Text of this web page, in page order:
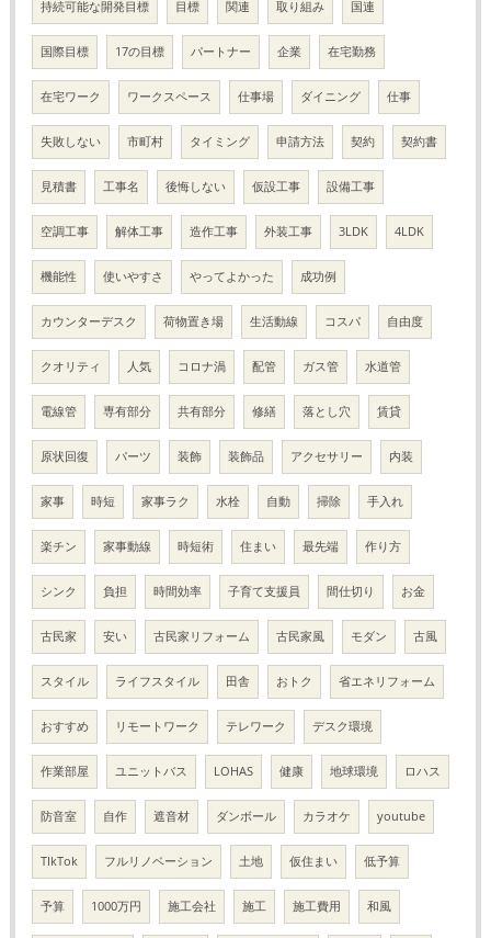
持続可能な開発目標 目標 関連 取り組み 国連
国際目標 17の目標 パートナー 企業 在宅勤務
在宅ワーク ワークスペース 仕事場 ダイニング 仕事
失敗しない 市町村 タイミング 申請方法 契約 契約書
見積書 工事名 後悔しない 仮設工事 設備工事
空調工事 解体工事 造作工事 外装工事 3LDK 4LDK
機能性 使いやすさ やってよかった 成功例
カウンターデスク 荷物置き場 生活動線 コスパ 自由度
クオリティ 人気 コロナ渦 配管 ガス管 水道管
電線管 専有部分 共有部分 修繕 落とし穴 賃貸
原状回復 パーツ 装飾 装飾品 アクセサリー 内装
家事 時短 家事ラク 水栓 自動 掃除 手入れ
楽チン 家事動線 時短術 住まい 最先端 作り方
シンク 負担 時間効率 子育て支援員 間仕切り お金
古民家 安い 古民家リフォーム 古民家風 モダン 古風
スタイル ライフスタイル 田舎 おトク 省エネリフォーム
おすすめ リモートワーク テレワーク デスク環境
作業部屋 ユニットバス LOHAS 健康 地球環境 ロハス
防音室 自作 遮音材 ダンボール カラオケ youtube
TIkTok フルリノベーション 土地 仮住まい 低予算
予算 1000万円 施工会社 施工 施工費用 和風